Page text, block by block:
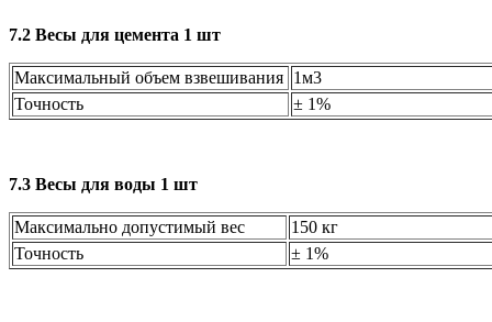
7.2 Весы для цемента 1 шт
Максимальный объем взвешивания 1м3
Точность
± 1%
7.3 Весы для воды 1 шт
Максимально допустимый вес
150 кг
Точность
± 1%